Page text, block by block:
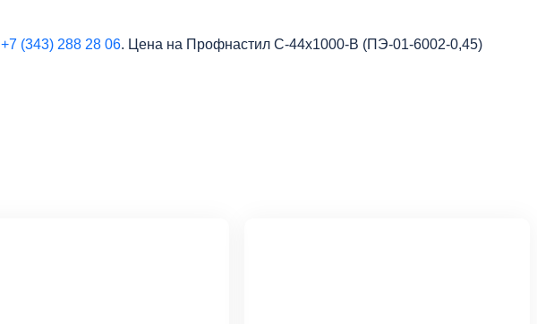
+7 (343) 288 28 06. Цена на Профнастил С-44x1000-B (ПЭ-01-6002-0,45)